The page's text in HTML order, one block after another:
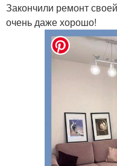
Закончили ремонт
очень даже хорошо!